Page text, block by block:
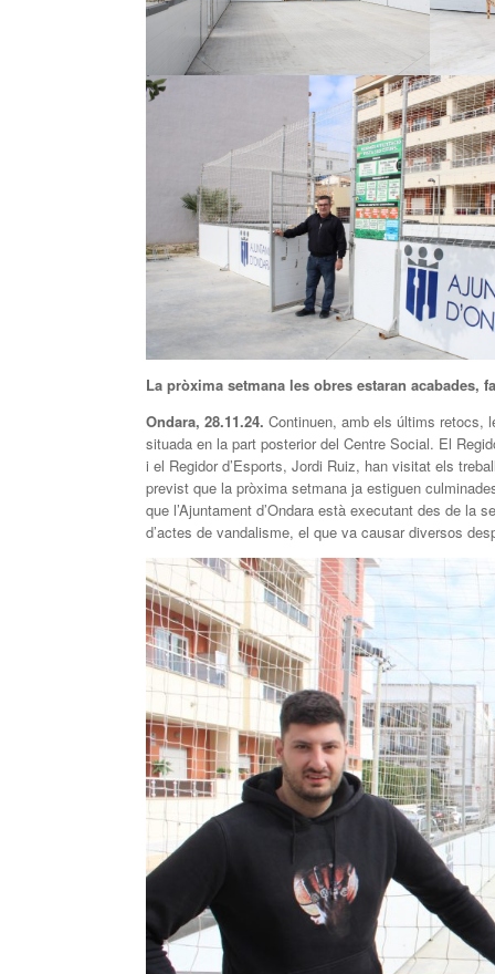
La pròxima setmana les obres estaran acabades,
Ondara, 28.11.24. Continuen, amb els últims retocs,
situada en la part posterior del Centre Social. El
i el Regidor d’Esports, Jordi Ruiz, han visitat els
previst que la pròxima setmana ja estiguen
que l’Ajuntament d’Ondara està executant des de la
d’actes de vandalisme, el que va causar diversos